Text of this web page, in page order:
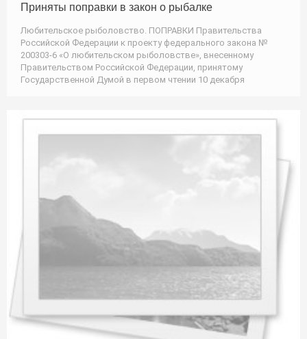
Приняты поправки в закон о рыбалке
Любительское рыболовство. ПОПРАВКИ Правительства
Российской Федерации к проекту федерального закона №
200303-6 «О любительском рыболовстве», внесенному
Правительством Российской Федерации, принятому
Государственной Думой в первом чтении 10 декабря